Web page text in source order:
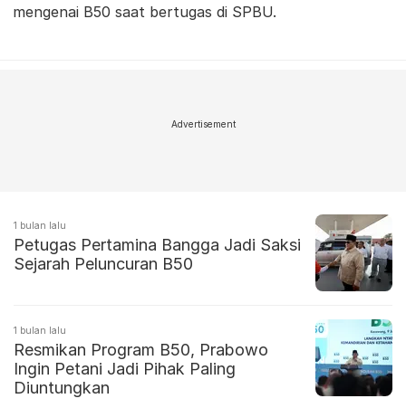
mengenai B50 saat bertugas di SPBU.
Advertisement
1 bulan lalu
Petugas Pertamina Bangga Jadi Saksi
Sejarah Peluncuran B50
1 bulan lalu
Resmikan Program B50, Prabowo
Ingin Petani Jadi Pihak Paling
Diuntungkan